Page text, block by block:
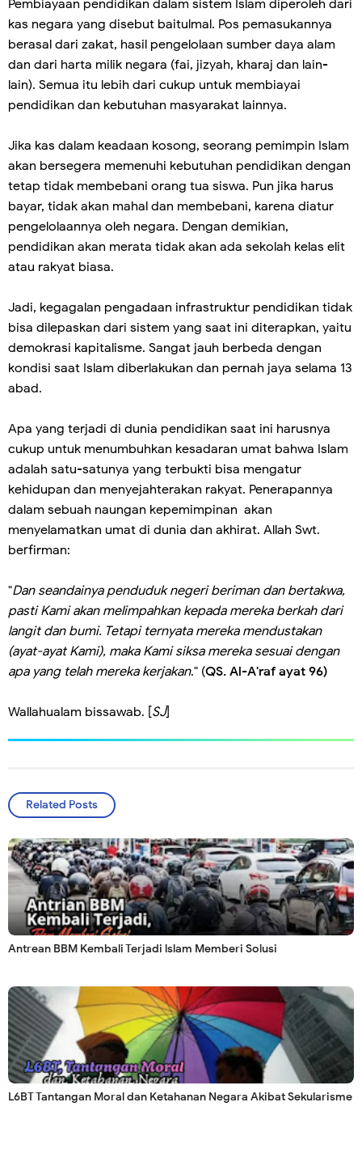
Pembiayaan pendidikan dalam sistem Islam diperoleh dari
kas negara yang disebut baitulmal. Pos pemasukannya
berasal dari zakat, hasil pengelolaan sumber daya alam
dan dari harta milik negara (fai, jizyah, kharaj dan lain-
lain). Semua itu lebih dari cukup untuk membiayai
pendidikan dan kebutuhan masyarakat lainnya.
Jika kas dalam keadaan kosong, seorang pemimpin Islam
akan bersegera memenuhi kebutuhan pendidikan dengan
tetap tidak membebani orang tua siswa. Pun jika harus
bayar, tidak akan mahal dan membebani, karena diatur
pengelolaannya oleh negara. Dengan demikian,
pendidikan akan merata tidak akan ada sekolah kelas elit
atau rakyat biasa.
Jadi, kegagalan pengadaan infrastruktur pendidikan tidak
bisa dilepaskan dari sistem yang saat ini diterapkan, yaitu
demokrasi kapitalisme. Sangat jauh berbeda dengan
kondisi saat Islam diberlakukan dan pernah jaya selama 13
abad.
Apa yang terjadi di dunia pendidikan saat ini harusnya
cukup untuk menumbuhkan kesadaran umat bahwa Islam
adalah satu-satunya yang terbukti bisa mengatur
kehidupan dan menyejahterakan rakyat. Penerapannya
dalam sebuah naungan kepemimpinan akan
menyelamatkan umat di dunia dan akhirat. Allah Swt.
berfirman:
"Dan seandainya penduduk negeri beriman dan bertakwa,
pasti Kami akan melimpahkan kepada mereka berkah dari
langit dan bumi. Tetapi ternyata mereka mendustakan
(ayat-ayat Kami), maka Kami siksa mereka sesuai dengan
apa yang telah mereka kerjakan." (QS. Al-A'raf ayat 96)
Wallahualam bissawab. [SJ]
Related Posts
Antrean BBM Kembali Terjadi lslam Memberi Solusi
L6BT Tantangan Moral dan Ketahanan Negara Akibat Sekularisme